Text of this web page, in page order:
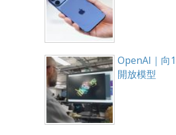
OpenAI｜向
開放模型